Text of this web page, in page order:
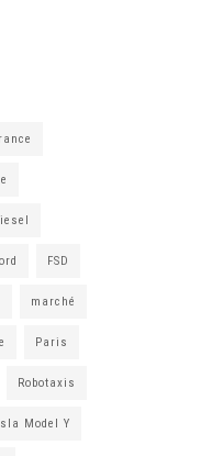
FSD
marché
Paris
Robotaxis
Model Y